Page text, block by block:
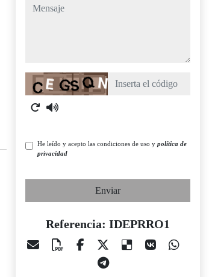
mensaje
Captcha
He leído y acepto las condiciones de uso y política de
privacidad
Enviar
Referencia: IDEPRRO1